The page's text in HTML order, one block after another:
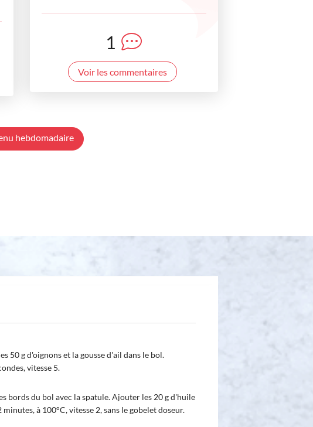
1
Voir les commentaires
hebdomadaire
50 g d'oignons et la gousse d'ail dans le bol.
vitesse 5.
bords du bol avec la spatule. Ajouter les 20 g d'huile
à 100°C, vitesse 2, sans le gobelet doseur.